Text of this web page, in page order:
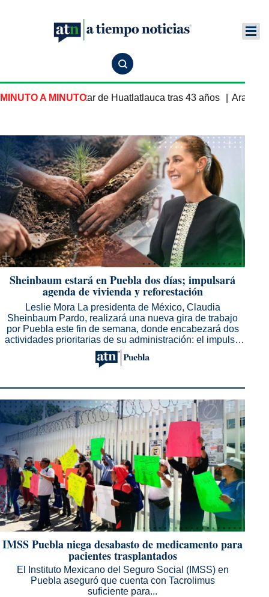
MINUTO A MINUTO
de Huatlatlauca tras 43 años Arabia Saudita,
IMSS Puebla niega desabasto de medicamento para
pacientes trasplantados
El Instituto Mexicano del Seguro Social (IMSS) en
Puebla aseguró que cuenta con Tacrolimus
suficiente para...
Sheinbaum estará en Puebla dos días; impulsará
agenda de vivienda y reforestación
Leslie Mora La presidenta de México, Claudia
Sheinbaum Pardo, realizará una nueva gira de trabajo
por Puebla este fin de semana, donde encabezará dos
actividades prioritarias de su administración: el impulso
al...